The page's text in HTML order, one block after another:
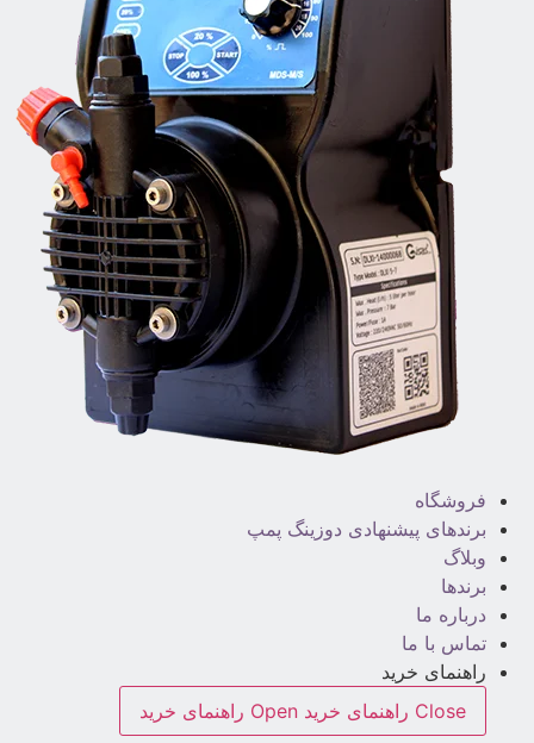
فروشگاه
برندهای پیشنهادی دوزینگ پمپ
وبلاگ
برندها
درباره ما
تماس با ما
راهنمای خرید
Close راهنمای خرید
Open راهنمای خرید